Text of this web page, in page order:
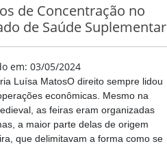
de Concentração no
de Saúde Suplementar
em: 03/05/2024
Luísa MatosO direito sempre lidou
econômicas. Mesmo na
as feiras eram organizadas
a maior parte delas de origem
que delimitavam a forma como se